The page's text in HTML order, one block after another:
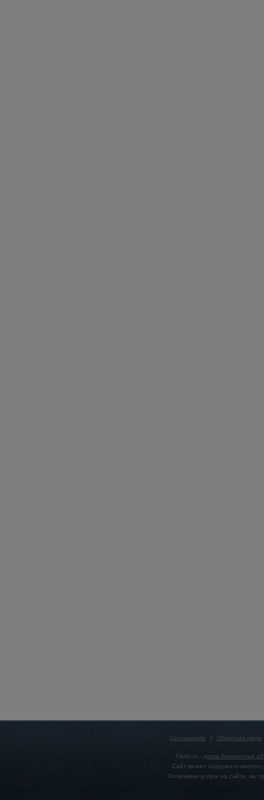
Соглашение | Обратная связь
Flado.ru - доска бесплатных
Сайт может содержать
Оплачивая услуги на сайте, вы